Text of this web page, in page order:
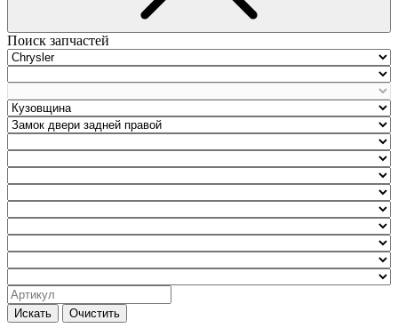
Поиск запчастей
Искать Очистить